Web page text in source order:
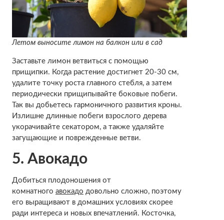
Летом выносите лимон на балкон или в сад
Заставьте лимон ветвиться с помощью
прищипки. Когда растение достигнет 20-30 см,
удалите точку роста главного стебля, а затем
периодически прищипывайте боковые побеги.
Так вы добьетесь гармоничного развития кроны.
Излишне длинные побеги взрослого дерева
укорачивайте секатором, а также удаляйте
загущающие и поврежденные ветви.
5. Авокадо
Добиться плодоношения от
комнатного авокадо довольно сложно, поэтому
его выращивают в домашних условиях скорее
ради интереса и новых впечатлений. Косточка,